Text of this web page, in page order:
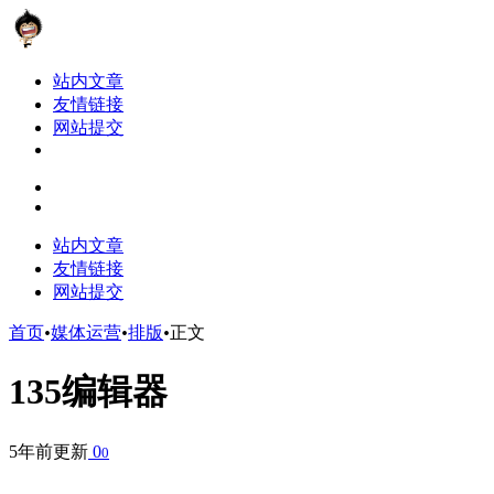
站内文章
友情链接
网站提交
站内文章
友情链接
网站提交
首页•媒体运营•排版•正文
135编辑器
5年前更新 00